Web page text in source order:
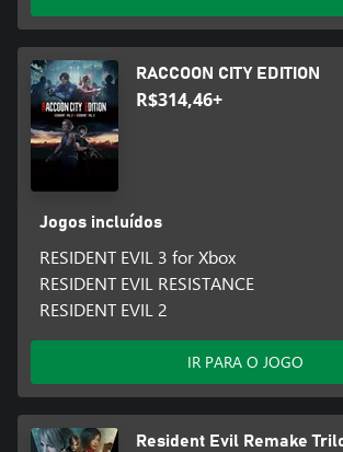
RACCOON CITY EDITION
R$314,46+
Jogos incluídos
RESIDENT EVIL 3 for Xbox
RESIDENT EVIL RESISTANCE
RESIDENT EVIL 2
IR PARA O JOGO
Resident Evil Remake